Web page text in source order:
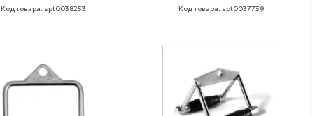
Код товара: spt0038253 Код товара: spt0037739